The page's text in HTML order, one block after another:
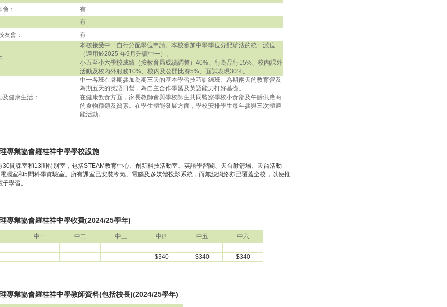
：
有
有
友會：
有
本校接受中一自行分配學位申請。本校參加中學學位分配辦法的統一派位
（適用於2025 年9月升讀中一）。
小五至小六學校成績（按教育局成績調整）40%、行為品行15%、校內課外
活動及校內外服務10%、校內及公開比賽5%、面試表現30%。
及健康生活：
中一各班在暑期參加為期三天的基本學習技巧訓練班、為期兩天的教育營及
為期五天的英語日營，為自主合作學習及英語能力打好基礎。
在健康飲食方面，家長教師會與學校師生共同監察學校小食部及午膳供應商
的食物種類及質素。在學生體能發展方面，學校安排學生每年參與三次體適
能活動。
專業協會羅桂祥中學學校設施
30間課室和13間特別室，包括STEAM教育中心、創新科技活動室、英語學習閣、天台射箭場、天台活動
腦室和5間科學實驗室。所有課室已安裝冷氣、電腦及多媒體投影系統，而無線網絡亦已覆蓋全校，以便推
學習。
專業協會羅桂祥中學收費(2024/25學年)
中一 中二 中三 中四 中五
中六
- - - - -
-
- - - $340 $340 $340
專業協會羅桂祥中學教師資料(包括校長)(2024/25學年)